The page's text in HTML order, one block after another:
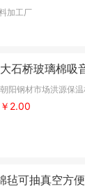
加工厂
大石桥玻璃棉吸
朝阳钢材市场洪源保
￥2.00
毡可抽真空方